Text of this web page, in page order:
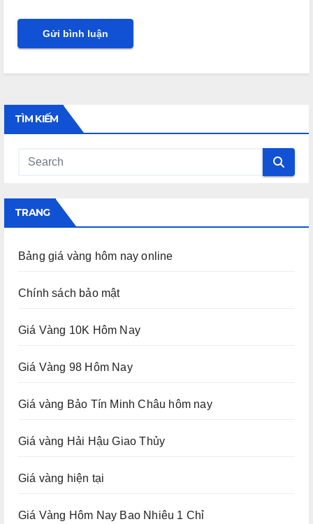
TÌM KIẾM
TRANG
Bảng giá vàng hôm nay online
Chính sách bảo mật
Giá Vàng 10K Hôm Nay
Giá Vàng 98 Hôm Nay
Giá vàng Bảo Tín Minh Châu hôm nay
Giá vàng Hải Hậu Giao Thủy
Giá vàng hiện tại
Giá Vàng Hôm Nay Bao Nhiêu 1 Chỉ